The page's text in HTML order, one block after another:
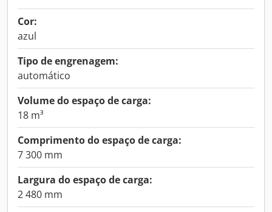
Cor:
azul
Tipo de engrenagem:
automático
Volume do espaço de carga:
18 m³
Comprimento do espaço de carga:
7 300 mm
Largura do espaço de carga:
2 480 mm